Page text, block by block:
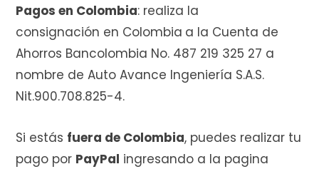
Pagos en Colombia: realiza la
consignación en Colombia a la Cuenta de
Ahorros Bancolombia No. 487 219 325 27 a
nombre de Auto Avance Ingeniería S.A.S.
Nit.900.708.825-4.
Si estás fuera de Colombia, puedes realizar tu
pago por PayPal ingresando a la pagina